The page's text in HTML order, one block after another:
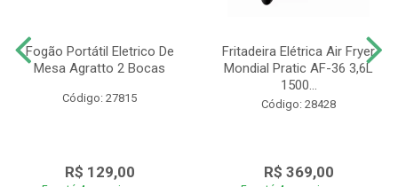
Fogão Portátil Eletrico De
Mesa Agratto 2 Bocas
Código: 27815
R$ 129,00
Fritadeira Elétrica Air Fryer
Mondial Pratic AF-36 3,6L
1500...
Código: 28428
R$ 369,00